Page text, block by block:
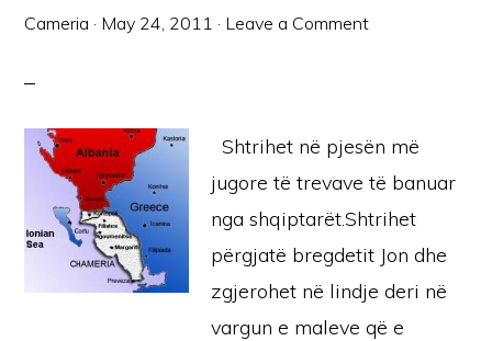
Cameria · May 24, 2011 · Leave a Comment
Shtrihet në pjesën më
jugore të trevave të banuar
nga shqiptarët.Shtrihet
përgjatë bregdetit Jon dhe
zgjerohet në lindje deri në
vargun e maleve që e